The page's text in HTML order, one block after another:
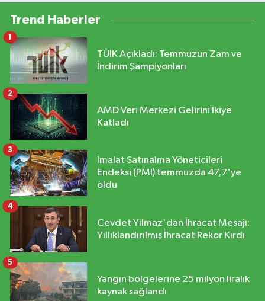
Trend Haberler
TÜİK Açıkladı: Temmuzun Zam ve
İndirim Şampiyonları
1
AMD Veri Merkezi Gelirini İkiye
Katladı
2
İmalat Satınalma Yöneticileri
Endeksi (PMI) temmuzda 47,7'ye
oldu
3
Cevdet Yılmaz'dan İhracat Mesajı:
Yıllıklandırılmış İhracat Rekor Kırdı
4
Yangın bölgelerine 25 milyon liralık
kaynak sağlandı
5